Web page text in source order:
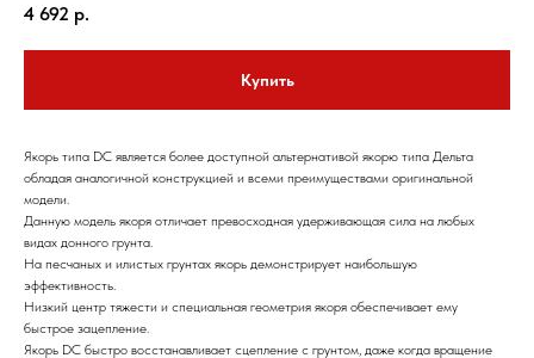
4 692 р.
Купить
Якорь типа DC является более доступной альтернативой якорю типа Дельта
обладая аналогичной конструкцией и всеми преимуществами оригинальной
модели.
Данную модель якоря отличает превосходная удерживающая сила на любых
видах донного грунта.
На песчаных и илистых грунтах якорь демонстрирует наибольшую
эффективность.
Низкий центр тяжести и специальная геометрия якоря обеспечивает ему
быстрое зацепление.
Якорь DC быстро восстанавливает сцепление с грунтом, даже когда вращение